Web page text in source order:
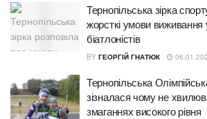
Тернопільська зірка
жорсткі умови виживання
біатлоністів
BY ГЕОРГІЙ ГНАТЮК
Тернопільська
зізналася чому не
змаганнях високого рівня